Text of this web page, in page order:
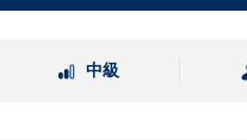
中級